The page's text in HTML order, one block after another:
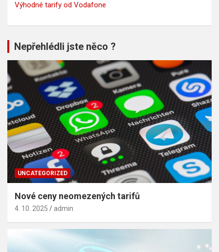
Výhodné tarify od Vodafone
Nepřehlédli jste něco ?
UNCATEGORIZED
Nové ceny neomezených tarifů
4. 10. 2025 admin